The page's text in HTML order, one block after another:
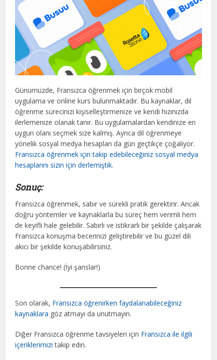
Günümüzde, Fransızca öğrenmek için birçok mobil
uygulama ve online kurs bulunmaktadır. Bu kaynaklar, dil
öğrenme sürecinizi kişiselleştirmenize ve kendi hızınızda
ilerlemenize olanak tanır. Bu uygulamalardan kendinize en
uygun olanı seçmek size kalmış. Ayrıca dil öğrenmeye
yönelik sosyal medya hesapları da gün geçtikçe çoğalıyor.
Fransızca öğrenmek için takip edebileceğiniz sosyal medya
hesaplarını sizin için derlemiştik.
Sonuç:
Fransızca öğrenmek, sabır ve sürekli pratik gerektirir. Ancak
doğru yöntemler ve kaynaklarla bu süreç hem verimli hem
de keyifli hale gelebilir. Sabırlı ve istikrarlı bir şekilde çalışarak
Fransızca konuşma becerinizi geliştirebilir ve bu güzel dili
akıcı bir şekilde konuşabilirsiniz.
Bonne chance! (İyi şanslar!)
Son olarak, Fransızca öğrenirken faydalanabileceğiniz
kaynaklara göz atmayı da unutmayın.
Diğer Fransızca öğrenme tavsiyeleri için Fransızca ile ilgili
içeriklerimizi takip edin.